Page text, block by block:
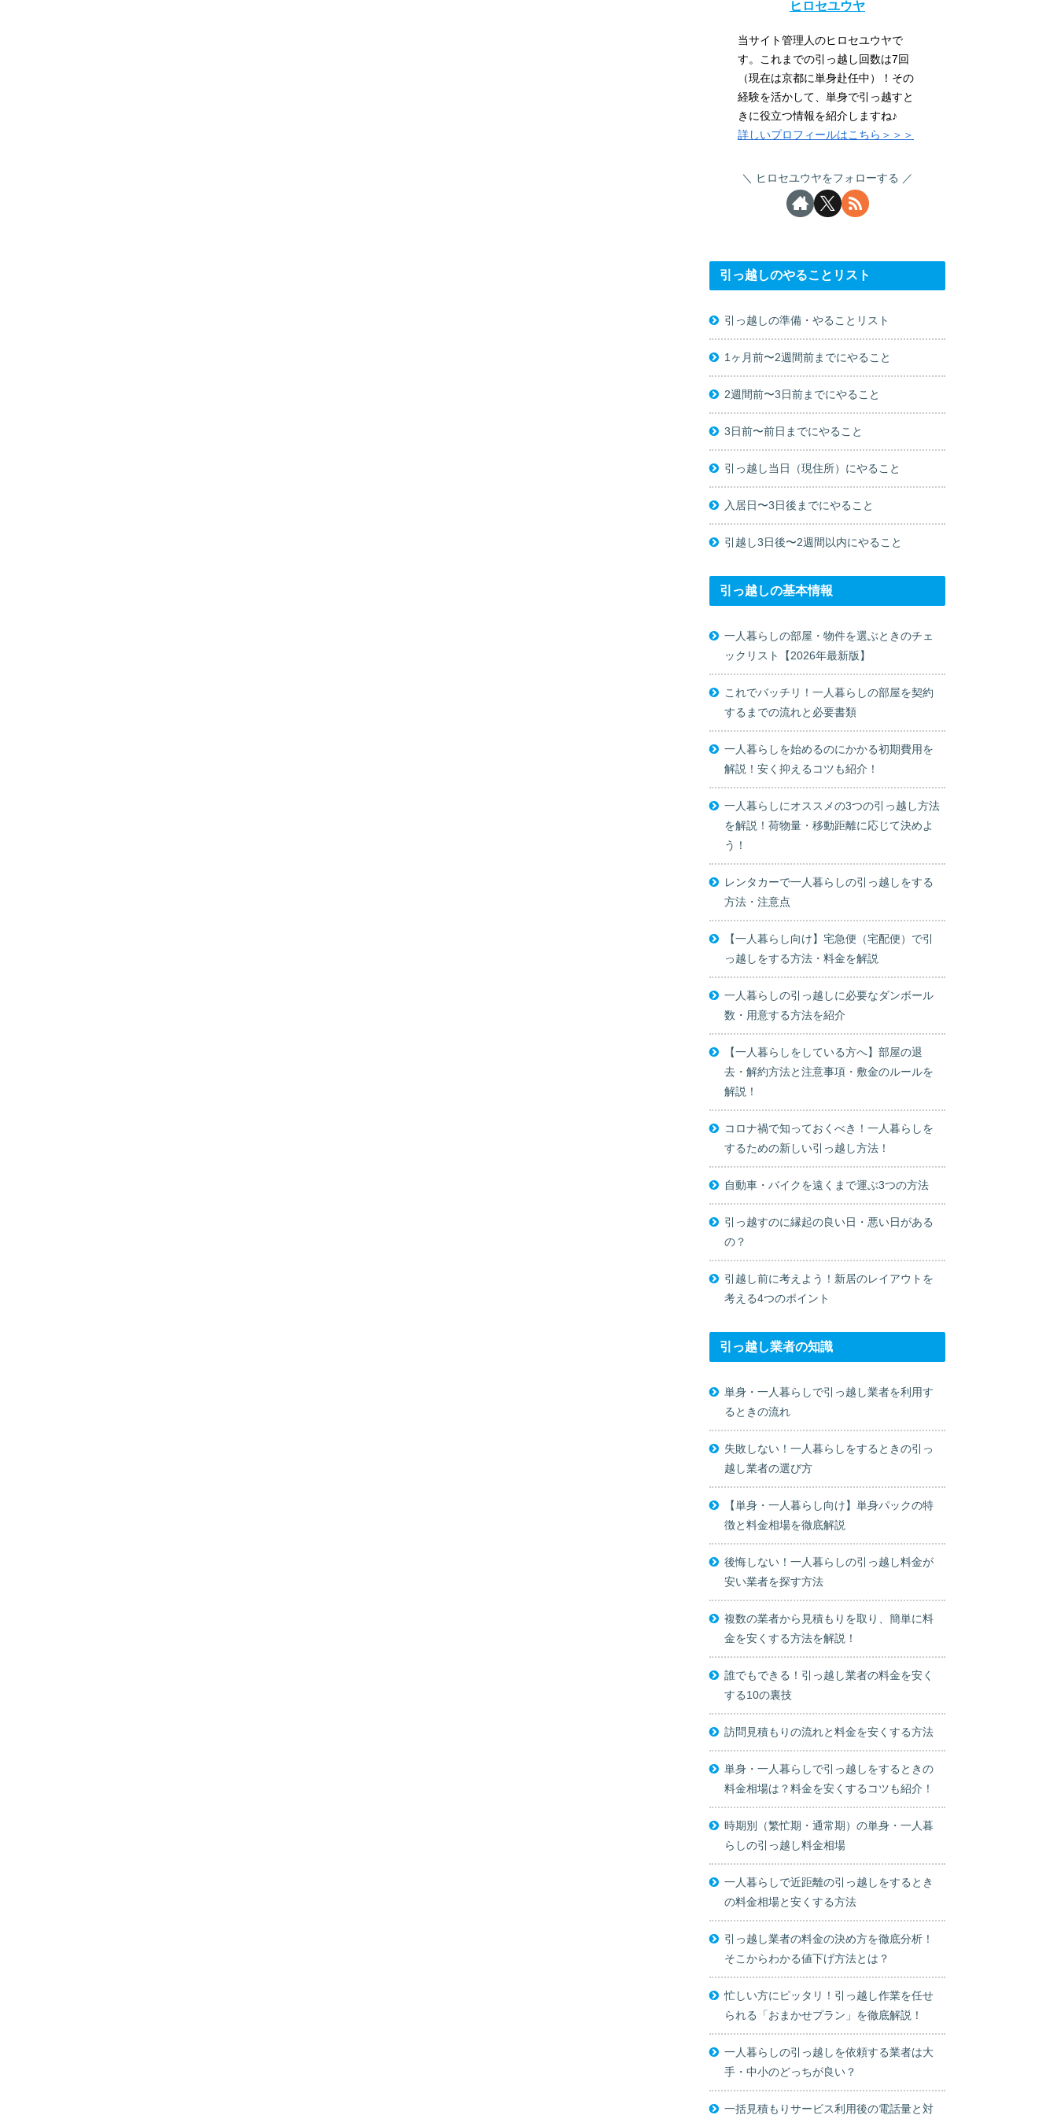
ヒロセユウヤ
当サイト管理人のヒロセユウヤで
す。これまでの引っ越し回数は7回
（現在は京都に単身赴任中）！その
経験を活かして、単身で引っ越すと
きに役立つ情報を紹介しますね♪
詳しいプロフィールはこちら＞＞＞
ヒロセユウヤをフォローする
引っ越しのやることリスト
引っ越しの準備・やることリスト
1ヶ月前〜2週間前までにやること
2週間前〜3日前までにやること
3日前〜前日までにやること
引っ越し当日（現住所）にやること
入居日〜3日後までにやること
引越し3日後〜2週間以内にやること
引っ越しの基本情報
一人暮らしの部屋・物件を選ぶときのチェ
ックリスト【2026年最新版】
これでバッチリ！一人暮らしの部屋を契約
するまでの流れと必要書類
一人暮らしを始めるのにかかる初期費用を
解説！安く抑えるコツも紹介！
一人暮らしにオススメの3つの引っ越し方法
を解説！荷物量・移動距離に応じて決めよ
う！
レンタカーで一人暮らしの引っ越しをする
方法・注意点
【一人暮らし向け】宅急便（宅配便）で引
っ越しをする方法・料金を解説
一人暮らしの引っ越しに必要なダンボール
数・用意する方法を紹介
【一人暮らしをしている方へ】部屋の退
去・解約方法と注意事項・敷金のルールを
解説！
コロナ禍で知っておくべき！一人暮らしを
するための新しい引っ越し方法！
自動車・バイクを遠くまで運ぶ3つの方法
引っ越すのに縁起の良い日・悪い日がある
の？
引越し前に考えよう！新居のレイアウトを
考える4つのポイント
引っ越し業者の知識
単身・一人暮らしで引っ越し業者を利用す
るときの流れ
失敗しない！一人暮らしをするときの引っ
越し業者の選び方
【単身・一人暮らし向け】単身パックの特
徴と料金相場を徹底解説
後悔しない！一人暮らしの引っ越し料金が
安い業者を探す方法
複数の業者から見積もりを取り、簡単に料
金を安くする方法を解説！
誰でもできる！引っ越し業者の料金を安く
する10の裏技
訪問見積もりの流れと料金を安くする方法
単身・一人暮らしで引っ越しをするときの
料金相場は？料金を安くするコツも紹介！
時期別（繁忙期・通常期）の単身・一人暮
らしの引っ越し料金相場
一人暮らしで近距離の引っ越しをするとき
の料金相場と安くする方法
引っ越し業者の料金の決め方を徹底分析！
そこからわかる値下げ方法とは？
忙しい方にピッタリ！引っ越し作業を任せ
られる「おまかせプラン」を徹底解説！
一人暮らしの引っ越しを依頼する業者は大
手・中小のどっちが良い？
一括見積もりサービス利用後の電話量と対